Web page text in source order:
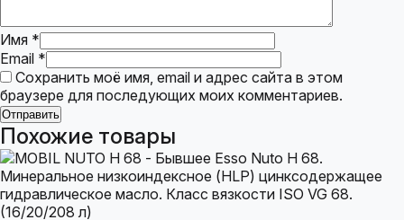
Имя *
Email *
Сохранить моё имя, email и адрес сайта в этом
браузере для последующих моих комментариев.
Похожие товары